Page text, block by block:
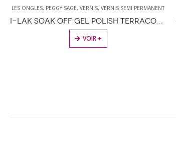
LES ONGLES, PEGGY SAGE, VERNIS, VERNIS SEMI PERMANENT
I-LAK SOAK OFF GEL POLISH TERRACOTTA 11ML
VOIR +